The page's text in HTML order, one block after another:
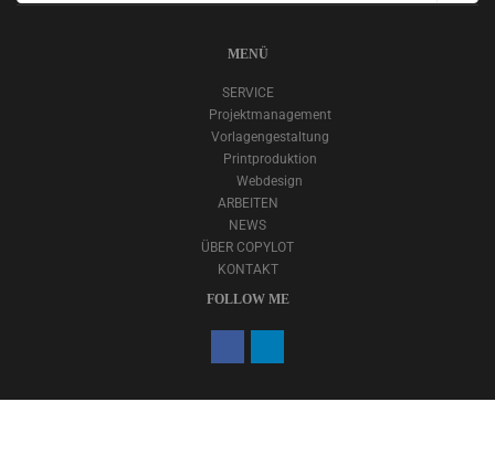
MENÜ
SERVICE
Projektmanagement
Vorlagengestaltung
Printproduktion
Webdesign
ARBEITEN
NEWS
ÜBER COPYLOT
KONTAKT
FOLLOW ME